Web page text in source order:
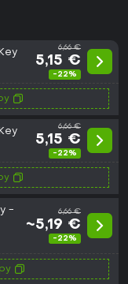
6,66 €
5,15 €
-22%
6,66 €
5,15 €
-22%
-
6,66 €
~5,19 €
-22%